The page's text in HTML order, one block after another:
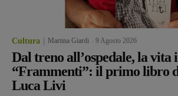
Cultura Martina Giardi 9 Agosto 2026
Dal treno all’ospedale, la vita
“Frammenti”: il primo libro
Luca Livi